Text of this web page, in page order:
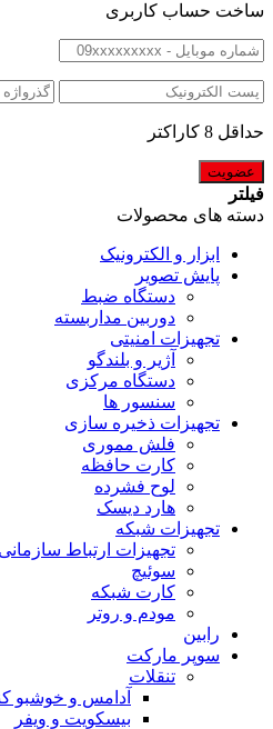
ساخت حساب کاربری
حداقل 8 کاراکتر
فیلتر
دسته های محصولات
ابزار و الکترونیک
پایش تصویر
دستگاه ضبط
دوربین مداربسته
تجهیزات امنیتی
آژیر و بلندگو
دستگاه مرکزی
سنسور ها
تجهیزات ذخیره سازی
فلش مموری
کارت حافظه
لوح فشرده
هارد دیسک
تجهیزات شبکه
تجهیزات ارتباط سازمانی
سوئیچ
کارت شبکه
مودم و روتر
رابین
سوپر مارکت
تنقلات
آدامس و خوشبو
بیسکویت و ویفر